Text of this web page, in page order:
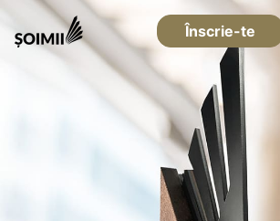
Înscrie-te